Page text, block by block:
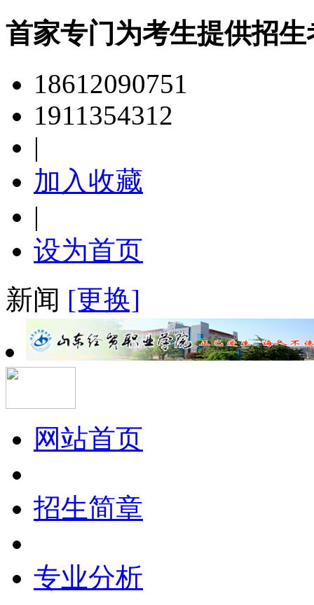
首家专门为考生提供招
18612090751
1911354312
|
加入收藏
|
设为首页
新闻 [更换]
网站首页
招生简章
专业分析